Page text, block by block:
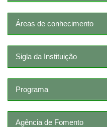
Áreas de conhecimento
Sigla da Instituição
Programa
Agência de Fomento